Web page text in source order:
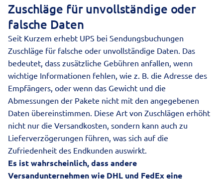
Zuschläge für unvollständige oder
falsche Daten
Seit Kurzem erhebt UPS bei Sendungsbuchungen
Zuschläge für falsche oder unvollständige Daten. Das
bedeutet, dass zusätzliche Gebühren anfallen, wenn
wichtige Informationen fehlen, wie z. B. die Adresse des
Empfängers, oder wenn das Gewicht und die
Abmessungen der Pakete nicht mit den angegebenen
Daten übereinstimmen. Diese Art von Zuschlägen erhöht
nicht nur die Versandkosten, sondern kann auch zu
Lieferverzögerungen führen, was sich auf die
Zufriedenheit des Endkunden auswirkt.
Es ist wahrscheinlich, dass andere
Versandunternehmen wie DHL und FedEx eine